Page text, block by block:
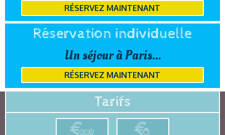
RÉSERVEZ MAINTENANT
Réservation individuelle
Un séjour à Paris...
RÉSERVEZ MAINTENANT
Tarifs